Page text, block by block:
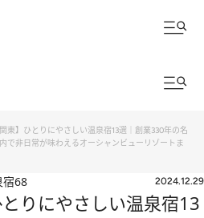
関東】ひとりにやさしい温泉宿13選｜創業330年の名
で非日常が味わえるオーシャンビューリゾートま
宿68 2024.12.29
とりにやさしい温泉宿13